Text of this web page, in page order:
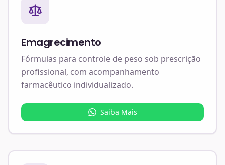
Emagrecimento
Fórmulas para controle de peso sob prescrição
profissional, com acompanhamento
farmacêutico individualizado.
Saiba Mais